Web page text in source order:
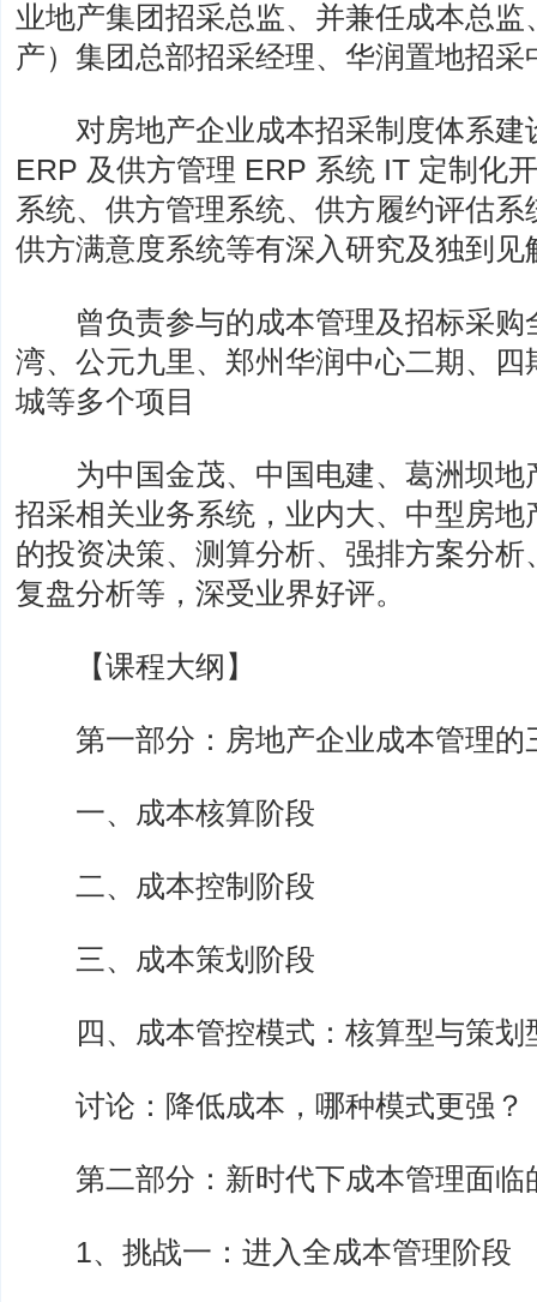
业地产集团招采总监、并兼任成本总
产）集团总部招采经理、华润置地招采
对房地产企业成本招采制度体系建
ERP 及供方管理 ERP 系统 IT 定制化
系统、供方管理系统、供方履约评估
供方满意度系统等有深入研究及独到
曾负责参与的成本管理及招标采购
湾、公元九里、郑州华润中心二期、
城等多个项目
为中国金茂、中国电建、葛洲坝地
招采相关业务系统，业内大、中型房
的投资决策、测算分析、强排方案分
复盘分析等，深受业界好评。
【课程大纲】
第一部分：房地产企业成本管理的
一、成本核算阶段
二、成本控制阶段
三、成本策划阶段
四、成本管控模式：核算型与策划
讨论：降低成本，哪种模式更强？
第二部分：新时代下成本管理面临
1、挑战一：进入全成本管理阶段